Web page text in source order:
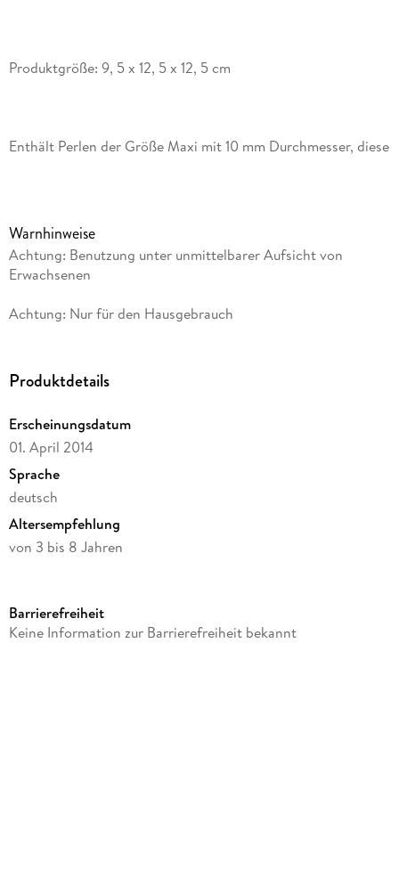
Produktgröße: 9, 5 x 12, 5 x 12, 5 cm
Enthält Perlen der Größe Maxi mit 10 mm Durchmesser, diese
Die Perlen aufstecken, danach das Motiv mit Bügelpapier
abdecken und die Perlen mit einem Bügeleisen
Das Perlenmotiv von der wieder verwendbaren Stiftplatte
Warnhinweise
Achtung: Benutzung unter unmittelbarer Aufsicht von
Erwachsenen
Achtung: Nur für den Hausgebrauch
Produktdetails
Erscheinungsdatum
01. April 2014
Sprache
deutsch
Altersempfehlung
von 3 bis 8 Jahren
Produktart
Barrierefreiheit
Keine Information zur Barrierefreiheit bekannt